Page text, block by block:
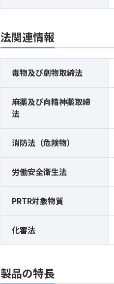
法関連情報
毒物及び劇物取締法
麻薬及び向精神薬取締
法
消防法（危険物）
労働安全衛生法
PRTR対象物質
化審法
製品の特長